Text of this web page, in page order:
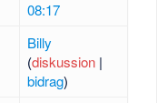
08:17
Billy
(diskussion|
bidrag)